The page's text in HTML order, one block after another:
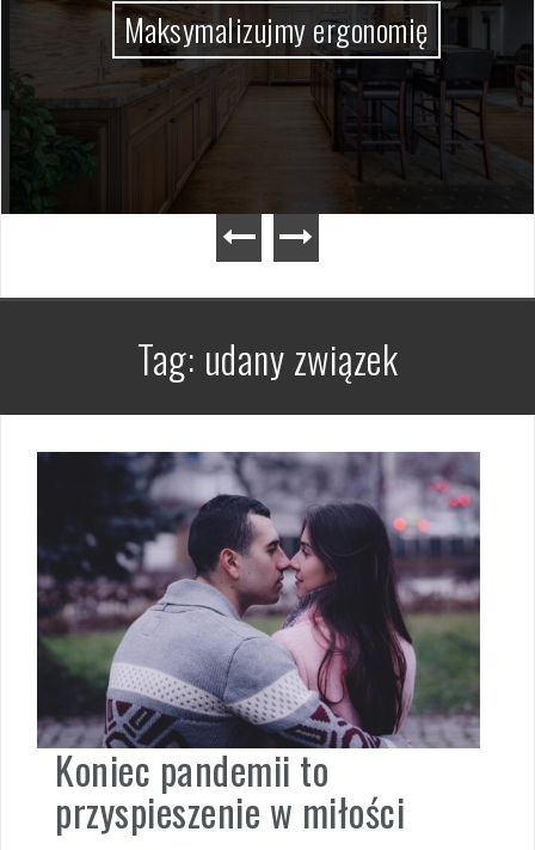
Maksymalizujmy ergonomię
Tag: udany związek
Koniec pandemii to
przyspieszenie w miłości